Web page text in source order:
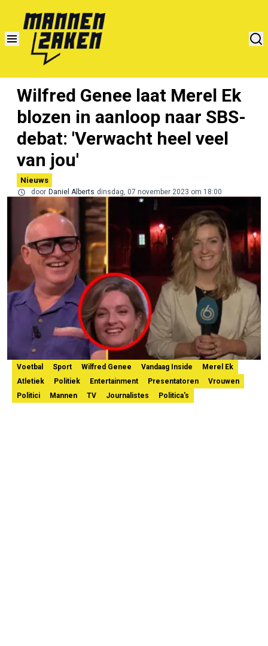
Wilfred Genee laat Merel Ek
blozen in aanloop naar SBS-
debat: 'Verwacht heel veel
van jou'
Nieuws
door Daniel Alberts dinsdag, 07 november 2023 om 18:00
Voetbal Sport Wilfred Genee Vandaag Inside
Merel Ek
Atletiek
Politiek Entertainment Presentatoren
Vrouwen
Politici
Mannen TV Journalistes Politica's